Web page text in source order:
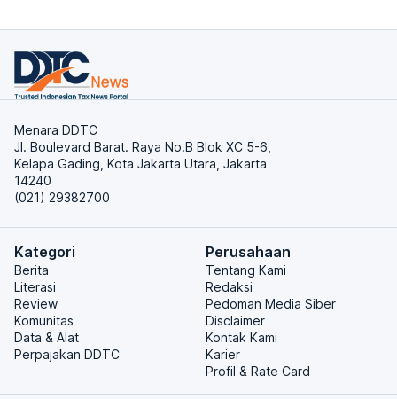
Menara DDTC
Jl. Boulevard Barat. Raya No.B Blok XC 5-6,
Kelapa Gading, Kota Jakarta Utara, Jakarta
14240
(021) 29382700
Kategori
Berita
Literasi
Review
Komunitas
Data & Alat
Perpajakan DDTC
Perusahaan
Tentang Kami
Redaksi
Pedoman Media Siber
Disclaimer
Kontak Kami
Karier
Profil & Rate Card